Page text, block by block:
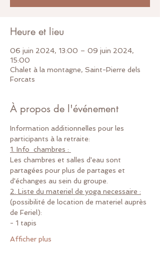
Heure et lieu
06 juin 2024, 13:00 – 09 juin 2024,
15:00
Chalet à la montagne, Saint-Pierre dels
Forcats
À propos de l'événement
Information additionnelles pour les
participants à la retraite:
1. Info  chambres :
Les chambres et salles d'eau sont
partagées pour plus de partages et
d'échanges au sein du groupe.
2. Liste du materiel de yoga necessaire :
(possibilité de location de materiel auprès
de Feriel):
- 1 tapis
Afficher plus